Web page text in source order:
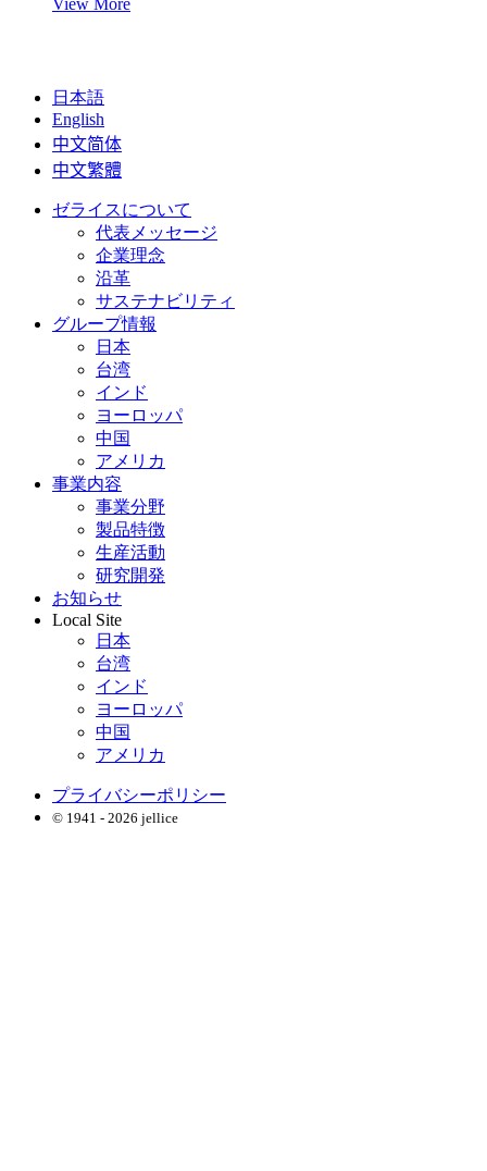
View More
日本語
English
中文简体
中文繁體
ゼライスについて
代表メッセージ
企業理念
沿革
サステナビリティ
グループ情報
日本
台湾
インド
ヨーロッパ
中国
アメリカ
事業内容
事業分野
製品特徴
生産活動
研究開発
お知らせ
Local Site
日本
台湾
インド
ヨーロッパ
中国
アメリカ
プライバシーポリシー
© 1941 - 2026 jellice